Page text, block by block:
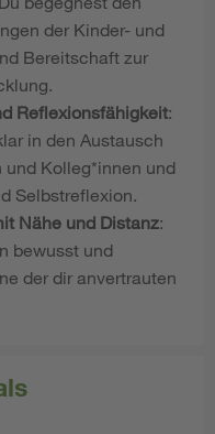
der Kinder- und
Bereitschaft zur
Reflexionsfähigkeit:
in den Austausch
Kolleg*innen und
Selbstreflexion.
Nähe und Distanz:
bewusst und
der dir anvertrauten